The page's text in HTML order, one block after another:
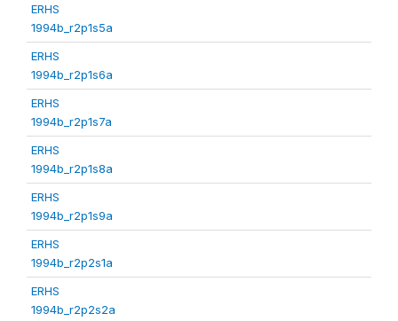
ERHS
1994b_r2p1s5a
ERHS
1994b_r2p1s6a
ERHS
1994b_r2p1s7a
ERHS
1994b_r2p1s8a
ERHS
1994b_r2p1s9a
ERHS
1994b_r2p2s1a
ERHS
1994b_r2p2s2a